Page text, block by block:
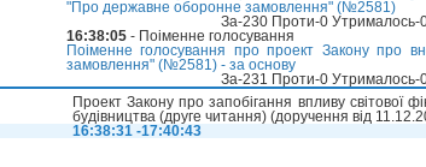
"Про державне оборонне замовлення" (№2581)
За-230 Проти-0 Утрималось-
16:38:05 - Поіменне голосування
Поіменне голосування про проект Закону про
замовлення" (№2581) - за основу
За-231 Проти-0 Утрималось-
Проект Закону про запобігання впливу світової
будівництва (друге читання) (доручення від
16:38:31 -17:40:43